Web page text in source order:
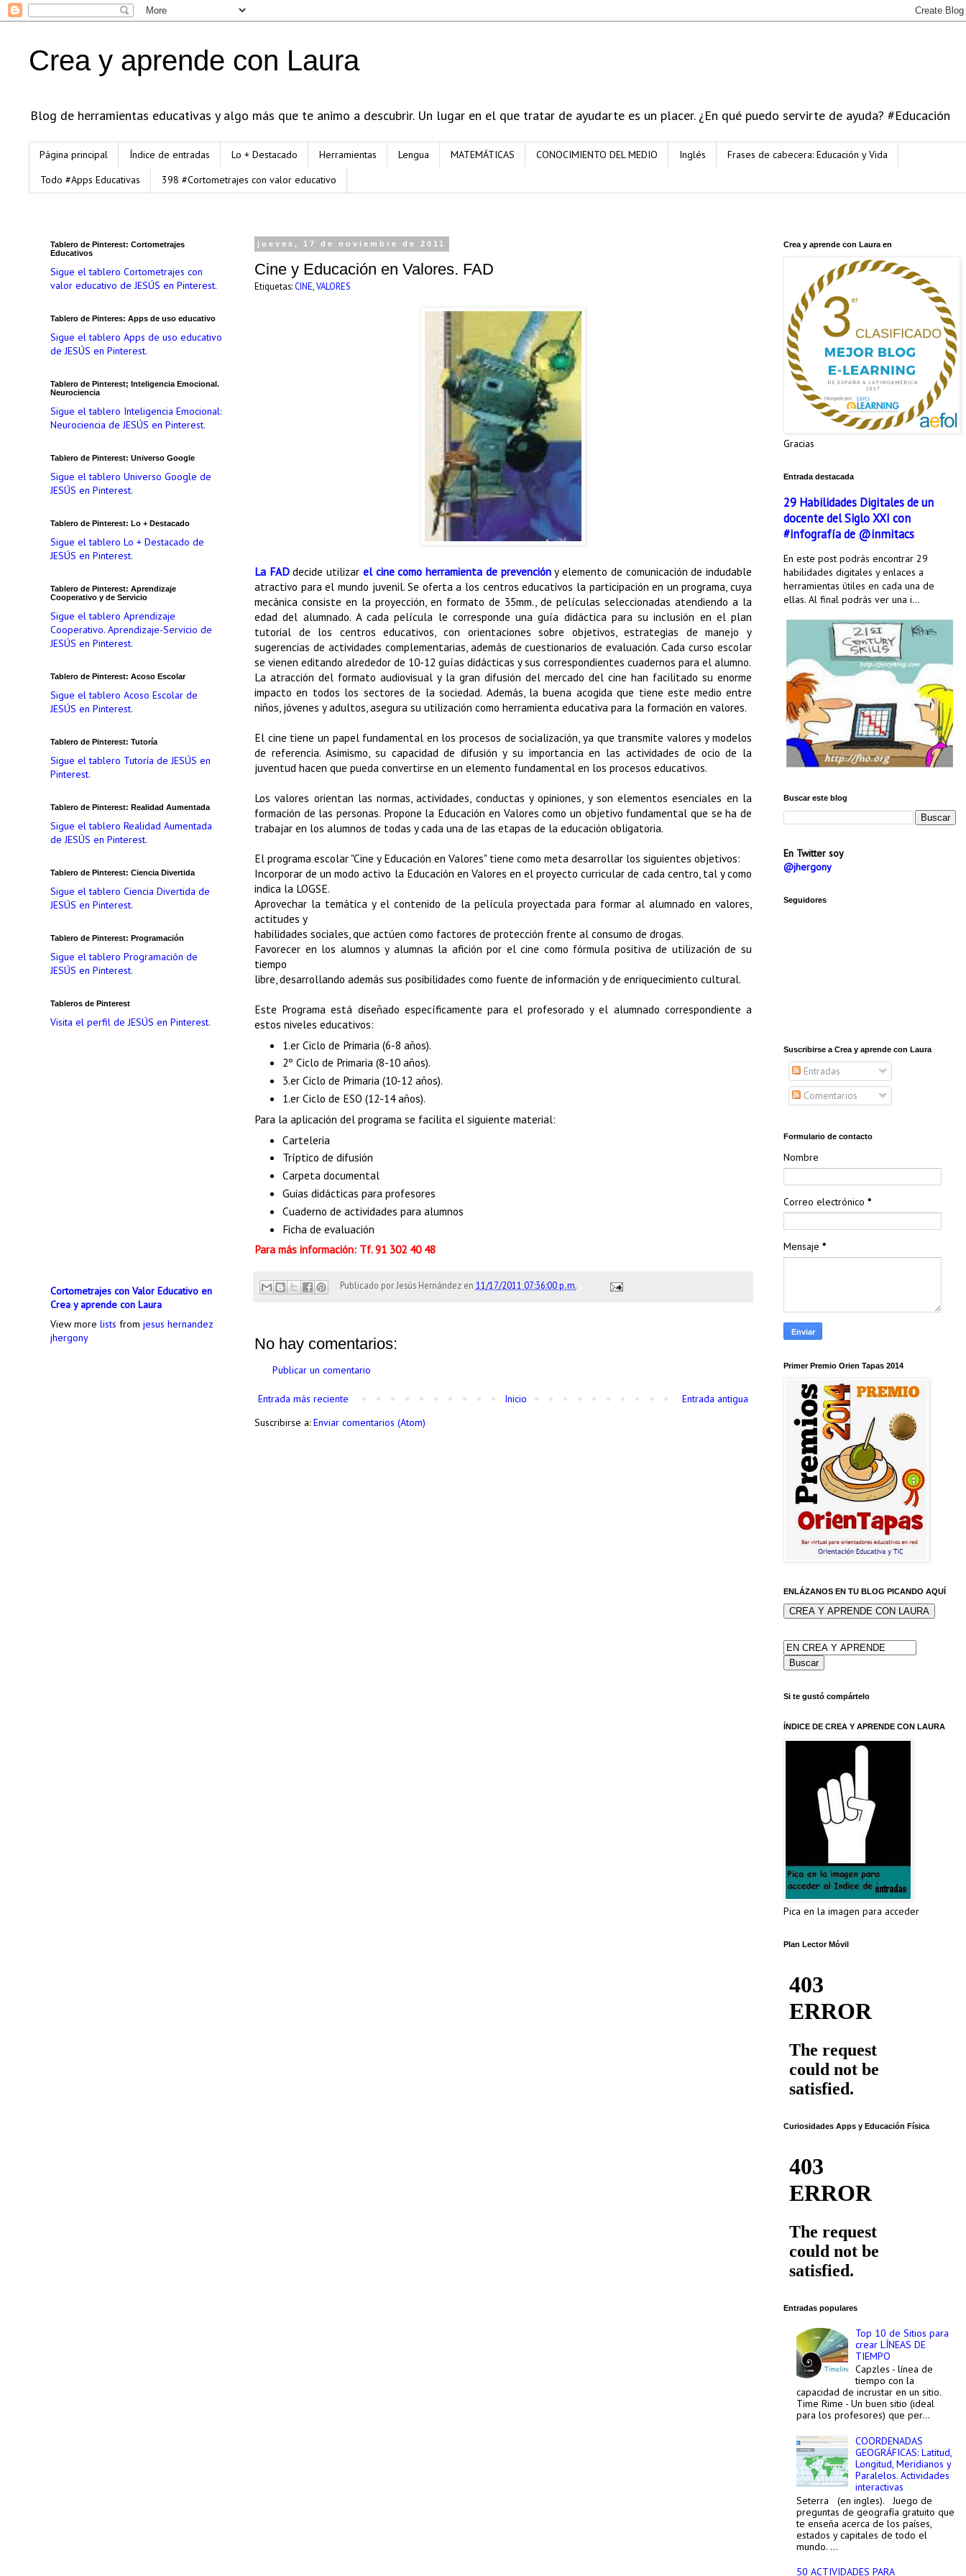
Crea y aprende con Laura
Blog de herramientas educativas y algo más que te animo a descubrir. Un lugar en el que tratar de ayudarte es un placer. ¿En qué puedo servirte de ayuda? #Educación
Página principal Índice de entradas Lo + Destacado Herramientas Lengua MATEMÁTICAS CONOCIMIENTO DEL MEDIO Inglés
Frases de cabecera: Educación y Vida
Todo #Apps Educativas
398 #Cortometrajes con valor educativo
jueves, 17 de noviembre de 2011
Cine y Educación en Valores. FAD
Etiquetas: CINE VALORES
La FADdecide utilizar el cine como herramienta de prevencióny elemento de comunicación de indudable
atractivo para el mundo juvenil. Se oferta a los centros educativos la participación en un programa, cuya
mecánica consiste en la proyección, en formato de 35mm., de películas seleccionadas atendiendo a la
edad del alumnado. A cada película le corresponde una guía didáctica para su inclusión en el plan
tutorial de los centros educativos, con orientaciones sobre objetivos, estrategias de manejo y
sugerencias de actividades complementarias, además de cuestionarios de evaluación. Cada curso escolar
se vienen editando alrededor de 10-12 guías didácticas y sus correspondientes cuadernos para el alumno.
La atracción del formato audiovisual y la gran difusión del mercado del cine han facilitado su enorme
impacto en todos los sectores de la sociedad. Además, la buena acogida que tiene este medio entre
niños, jóvenes y adultos, asegura su utilización como herramienta educativa para la formación en valores.
El cine tiene un papel fundamental en los procesos de socialización, ya que transmite valores y modelos
de referencia. Asimismo, su capacidad de difusión y su importancia en las actividades de ocio de la
juventud hacen que pueda convertirse en un elemento fundamental en los procesos educativos.
Los valores orientan las normas, actividades, conductas y opiniones, y son elementos esenciales en la
formación de las personas. Propone la Educación en Valores como un objetivo fundamental que se ha de
trabajar en los alumnos de todas y cada una de las etapas de la educación obligatoria.
El programa escolar "Cine y Educación en Valores" tiene como meta desarrollar los siguientes objetivos:
Incorporar de un modo activo la Educación en Valores en el proyecto curricular de cada centro, tal y como
indica la LOGSE.
Aprovechar la temática y el contenido de la película proyectada para formar al alumnado en valores,
actitudes y
habilidades sociales, que actúen como factores de protección frente al consumo de drogas.
Favorecer en los alumnos y alumnas la afición por el cine como fórmula positiva de utilización de su
tiempo
libre, desarrollando además sus posibilidades como fuente de información y de enriquecimiento cultural.
Este Programa está diseñado específicamente para el profesorado y el alumnado correspondiente a
estos niveles educativos:
1.er Ciclo de Primaria (6-8 años).
2º Ciclo de Primaria (8-10 años).
3.er Ciclo de Primaria (10-12 años).
1.er Ciclo de ESO (12-14 años).
Para la aplicación del programa se facilita el siguiente material:
Carteleria
Tríptico de difusión
Carpeta documental
Guias didácticas para profesores
Cuaderno de actividades para alumnos
Ficha de evaluación
Para más información: Tf. 91 302 40 48
Publicado porJesús Hernández en 11/17/2011 07:36:00 p. m.
No hay comentarios:
Publicar un comentario
Entrada más reciente Entrada antigua
Inicio
Suscribirse a: Enviar comentarios (Atom)
Tablero de Pinterest: Cortometrajes
Educativos
Sigue el tablero Cortometrajes con
valor educativo de JESÚS en Pinterest.
Tablero de Pinteres: Apps de uso educativo
Sigue el tablero Apps de uso educativo
de JESÚS en Pinterest.
Tablero de Pinterest; Inteligencia Emocional.
Neurociencia
Sigue el tablero Inteligencia Emocional:
Neurociencia de JESÚS en Pinterest.
Tablero de Pinterest: Universo Google
Sigue el tablero Universo Google de
JESÚS en Pinterest.
Tablero de Pinterest: Lo + Destacado
Sigue el tablero Lo + Destacado de
JESÚS en Pinterest.
Tablero de Pinterest: Aprendizaje
Cooperativo y de Servicio
Sigue el tablero Aprendizaje
Cooperativo. Aprendizaje-Servicio de
JESÚS en Pinterest.
Tablero de Pinterest: Acoso Escolar
Sigue el tablero Acoso Escolar de
JESÚS en Pinterest.
Tablero de Pinterest: Tutoría
Sigue el tablero Tutoría de JESÚS en
Pinterest.
Tablero de Pinterest: Realidad Aumentada
Sigue el tablero Realidad Aumentada
de JESÚS en Pinterest.
Tablero de Pinterest: Ciencia Divertida
Sigue el tablero Ciencia Divertida de
JESÚS en Pinterest.
Tablero de Pinterest: Programación
Sigue el tablero Programación de
JESÚS en Pinterest.
Tableros de Pinterest
Visita el perfil de JESÚS en Pinterest.
Cortometrajes con Valor Educativo en
Crea y aprende con Laura
View more lists from jesus hernandez
jhergony
Crea y aprende con Laura en
Gracias
Entrada destacada
29 Habilidades Digitales de un
docente del Siglo XXI con
#infografía de @inmitacs
En este post podrás encontrar 29
habilidades digitales y enlaces a
herramientas útiles en cada una de
ellas. Al final podrás ver una i...
Buscar este blog
En Twitter soy
@jhergony
Seguidores
Suscribirse a Crea y aprende con Laura
Entradas
Comentarios
Formulario de contacto
Nombre
Correo electrónico *
Mensaje *
Primer Premio Orien Tapas 2014
ENLÁZANOS EN TU BLOG PICANDO AQUÍ
Si te gustó compártelo
ÍNDICE DE CREA Y APRENDE CON LAURA
Pica en la imagen para acceder
Plan Lector Móvil
Curiosidades Apps y Educación Física
Entradas populares
Top 10 de Sitios para
crear LÍNEAS DE
TIEMPO
Capzles - línea de
tiempo con la
capacidad de incrustar en un sitio.
Time Rime - Un buen sitio (ideal
para los profesores) que per...
COORDENADAS
GEOGRÁFICAS: Latitud,
Longitud, Meridianos y
Paralelos. Actividades
interactivas
Seterra (en ingles). Juego de
preguntas de geografía gratuito que
te enseña acerca de los países,
estados y capitales de todo el
mundo. ...
50 ACTIVIDADES PARA